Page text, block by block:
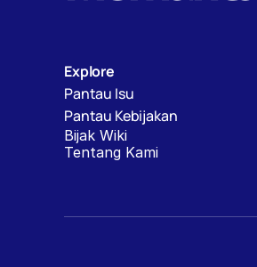
Explore
Pantau Isu
Pantau Kebijakan
Tentang Kami
Bijak Wiki